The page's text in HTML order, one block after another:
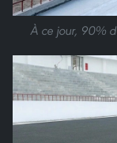
À ce jour, 90%